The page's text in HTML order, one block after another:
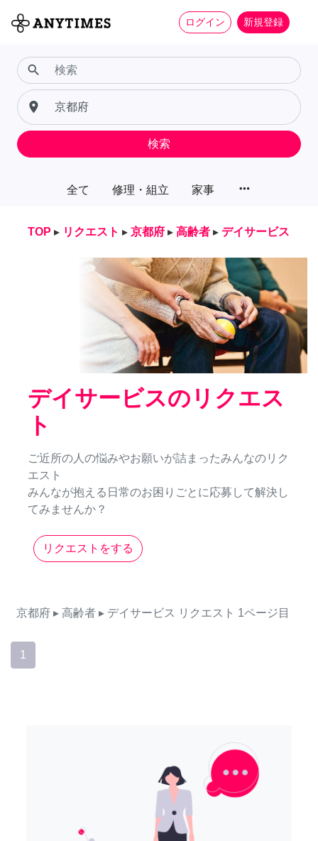
ログイン 新規登録
全て 修理・組立 家事 more_horiz
search
place
検索
TOP ▸ リクエスト ▸ 京都府 ▸ 高齢者 ▸ デイサービス
デイサービスのリクエス
ト
ご近所の人の悩みやお願いが詰まったみんなのリク
エスト
みんなが抱える日常のお困りごとに応募して解決し
てみませんか？
リクエストをする
京都府 ▸ 高齢者 ▸ デイサービス リクエスト 1ページ目
1